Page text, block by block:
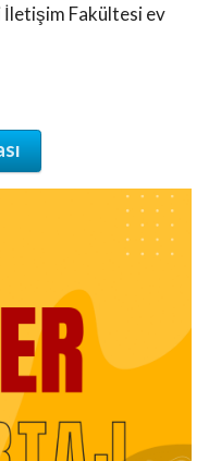
Fakültesi ev